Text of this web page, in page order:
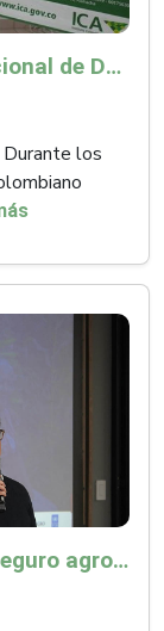
ICA superó la meta del Plan Nacional de Desarrollo y abrió 61 mercados internacionales
los
Minagricultura lanza piloto de seguro agropecuario por $9.625 millones para proteger a más de 14.000 pequeños productores contra riesgos del Fenómeno de El Niño